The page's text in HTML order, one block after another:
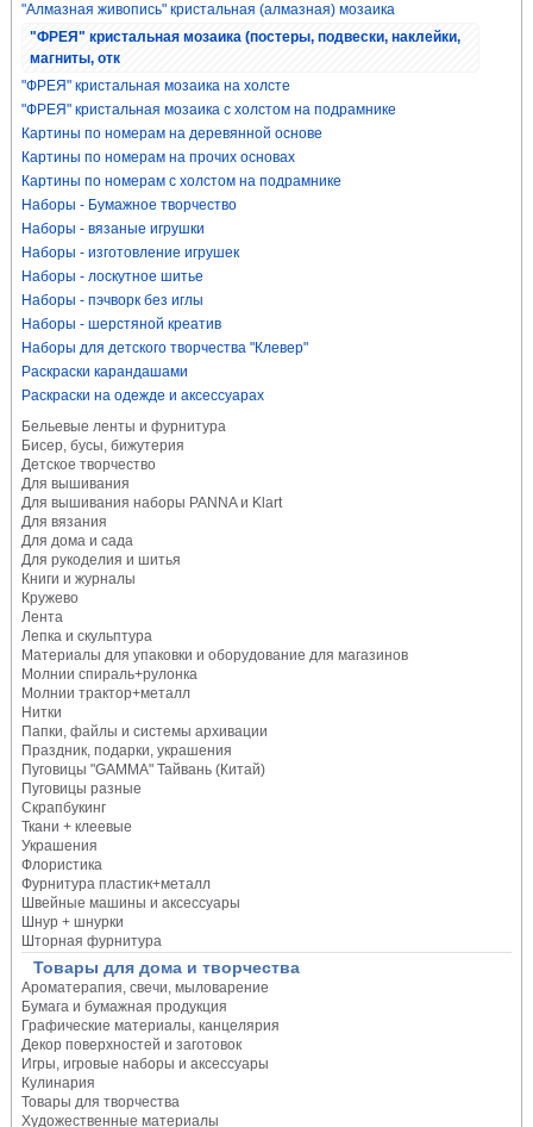
"Алмазная живопись" кристальная (алмазная) мозаика
"ФРЕЯ" кристальная мозаика (постеры, подвески, наклейки,
магниты, отк
"ФРЕЯ" кристальная мозаика на холсте
"ФРЕЯ" кристальная мозаика с холстом на подрамнике
Картины по номерам на деревянной основе
Картины по номерам на прочих основах
Картины по номерам с холстом на подрамнике
Наборы - Бумажное творчество
Наборы - вязаные игрушки
Наборы - изготовление игрушек
Наборы - лоскутное шитье
Наборы - пэчворк без иглы
Наборы - шерстяной креатив
Наборы для детского творчества "Клевер"
Раскраски карандашами
Раскраски на одежде и аксессуарах
Бельевые ленты и фурнитура
Бисер, бусы, бижутерия
Детское творчество
Для вышивания
Для вышивания наборы PANNA и Klart
Для вязания
Для дома и сада
Для рукоделия и шитья
Книги и журналы
Кружево
Лента
Лепка и скульптура
Материалы для упаковки и оборудование для магазинов
Молнии спираль+рулонка
Молнии трактор+металл
Нитки
Папки, файлы и системы архивации
Праздник, подарки, украшения
Пуговицы "GAMMA" Тайвань (Китай)
Пуговицы разные
Скрапбукинг
Ткани + клеевые
Украшения
Флористика
Фурнитура пластик+металл
Швейные машины и аксессуары
Шнур + шнурки
Шторная фурнитура
Товары для дома и творчества
Ароматерапия, свечи, мыловарение
Бумага и бумажная продукция
Графические материалы, канцелярия
Декор поверхностей и заготовок
Игры, игровые наборы и аксессуары
Кулинария
Товары для творчества
Художественные материалы